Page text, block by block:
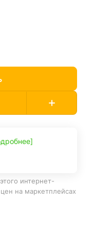
интернет-
на маркетплейсах